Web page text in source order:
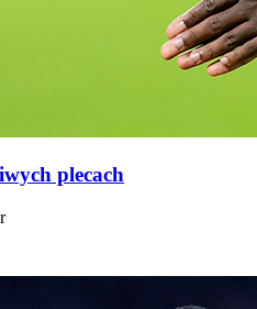
plecach